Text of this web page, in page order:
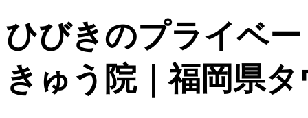
ひびきのプライベ
きゅう院｜福岡県